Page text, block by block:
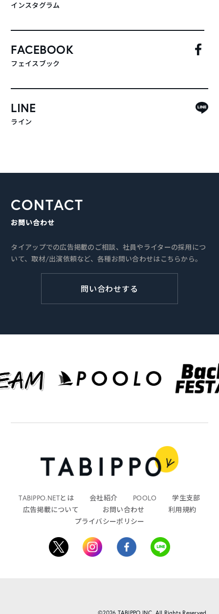
インスタグラム
FACEBOOK
フェイスブック
LINE
ライン
CONTACT
お問い合わせ
タイアップでの広告掲載のご相談、社員やライターの採用につ
いて、取材/出演依頼など、各種お問い合わせはこちらから。
問い合わせする
TABIPPO.NETとは 会社紹介 POOLO
学生支部
広告掲載について
お問い合わせ
利用規約
プライバシーポリシー